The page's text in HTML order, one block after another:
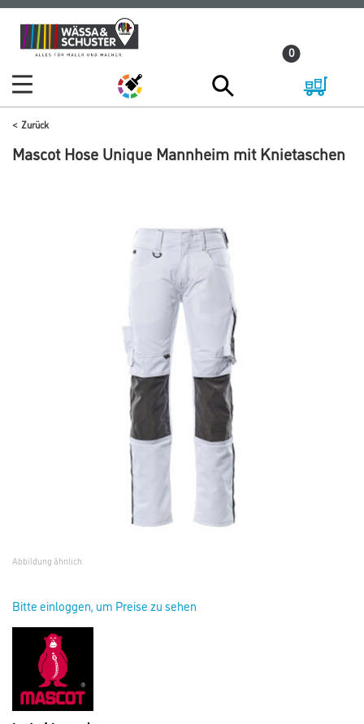
Zum
Inhalt
Zum
Navigationsmenü
0
Zurück
Mascot Hose Unique Mannheim mit Knietaschen
Abbildung ähnlich
Bitte einloggen, um Preise zu sehen